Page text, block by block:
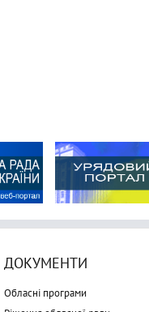
ДОКУМЕНТИ
Обласні програми